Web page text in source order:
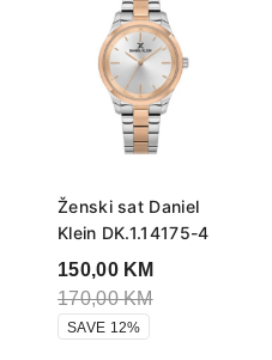
Ženski sat Daniel
Klein DK.1.14175-4
150,00 KM
170,00KM
SAVE 12%